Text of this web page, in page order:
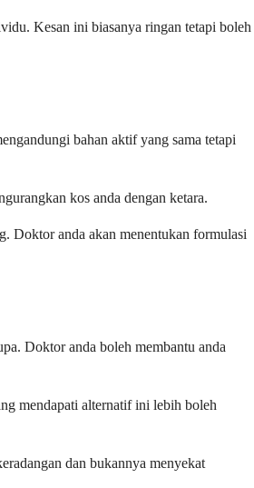
Kesan ini biasanya ringan tetapi boleh
bahan aktif yang sama tetapi
kos anda dengan ketara.
Doktor anda akan menentukan formulasi
Doktor anda boleh membantu anda
mendapati alternatif ini lebih boleh
dan bukannya menyekat